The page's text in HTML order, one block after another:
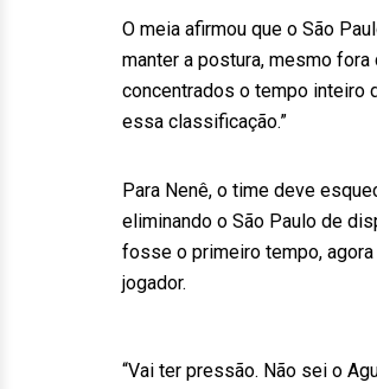
O meia afirmou que o São
manter a postura, mesmo
concentrados o tempo inteiro
essa classificação.”
Para Nenê, o time deve
eliminando o São Paulo de
fosse o primeiro tempo,
jogador.
“Vai ter pressão. Não sei o